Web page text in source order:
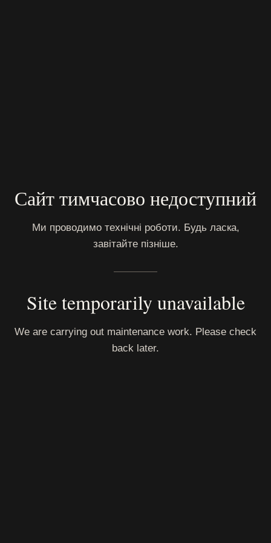
Сайт тимчасово недоступний
Ми проводимо технічні роботи. Будь ласка,
завітайте пізніше.
Site temporarily unavailable
We are carrying out maintenance work. Please check
back later.